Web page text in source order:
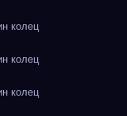
колец
колец
колец